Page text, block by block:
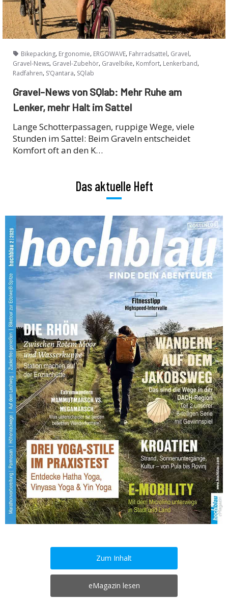
Bikepacking, Ergonomie, ERGOWAVE, Fahrradsattel, Gravel,
Gravel-News, Gravel-Zubehör, Gravelbike, Komfort, Lenkerband,
Radfahren, S’Qantara, SQlab
Gravel-News von SQlab: Mehr Ruhe am
Lenker, mehr Halt im Sattel
Lange Schotterpassagen, ruppige Wege, viele
Stunden im Sattel: Beim Graveln entscheidet
Komfort oft an den K…
Das aktuelle Heft
Zum Inhalt
eMagazin lesen